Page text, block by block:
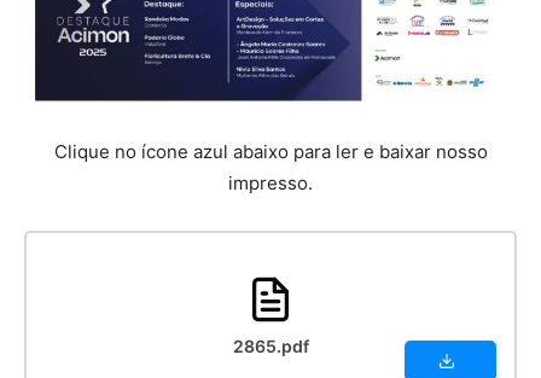
Clique no ícone azul abaixo para ler e baixar nosso
impresso.
2865.pdf